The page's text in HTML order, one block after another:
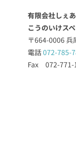
有限会社しぇ
こうのいけス
〒664-0006 兵
電話072-785-
Fax 072-771-